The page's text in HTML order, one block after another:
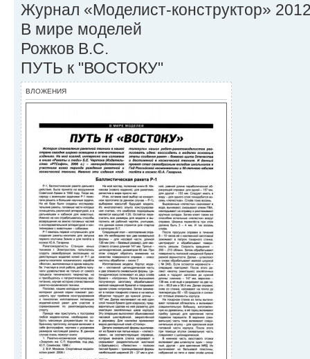
Журнал «Моделист-конструктор»
В мире моделей
Рожков В.С.
ПУТЬ к "ВОСТОКУ"
ВЛОЖЕНИЯ